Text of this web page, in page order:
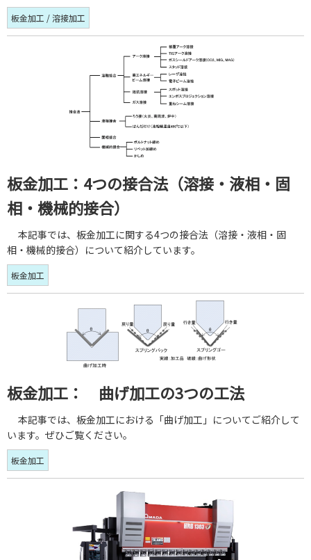
板金加工 / 溶接加工
板金加工：4つの接合法（溶接・液相・固
相・機械的接合）
本記事では、板金加工に関する4つの接合法（溶接・液相・固
相・機械的接合）について紹介しています。
板金加工
板金加工： 曲げ加工の3つの工法
本記事では、板金加工における「曲げ加工」についてご紹介して
います。ぜひご覧ください。
板金加工